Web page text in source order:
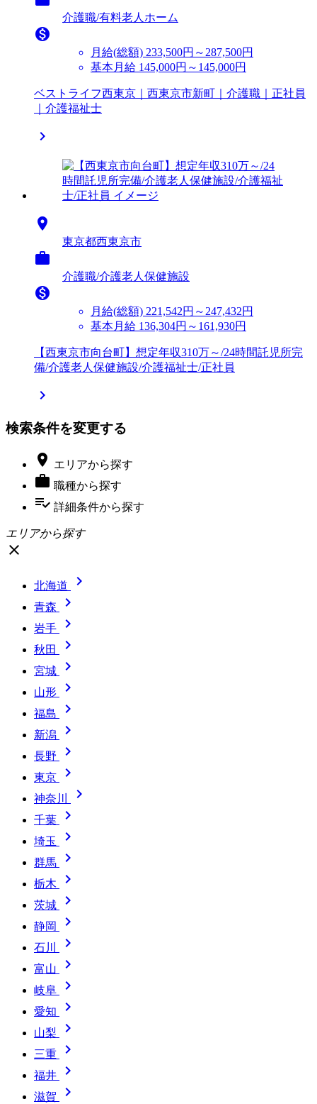
介護職/有料老人ホーム

月給(総額) 233,500円～287,500円
基本月給 145,000円～145,000円
ベストライフ西東京｜西東京市新町｜介護職｜正社員
｜介護福祉士


東京都西東京市

介護職/介護老人保健施設

月給(総額) 221,542円～247,432円
基本月給 136,304円～161,930円
【西東京市向台町】想定年収310万～/24時間託児所完
備/介護老人保健施設/介護福祉士/正社員

検索条件を変更する
 エリアから探す
 職種から探す
playlist_add_check 詳細条件から探す
エリアから探す
close
北海道 
青森 
岩手 
秋田 
宮城 
山形 
福島 
新潟 
長野 
東京 
神奈川 
千葉 
埼玉 
群馬 
栃木 
茨城 
静岡 
石川 
富山 
岐阜 
愛知 
山梨 
三重 
福井 
滋賀 